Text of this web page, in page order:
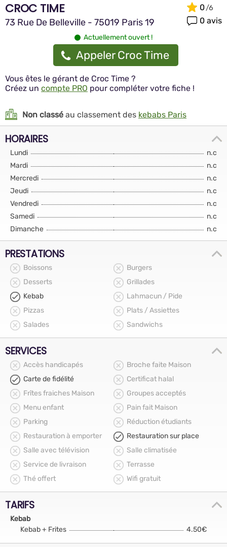
CROC TIME
73 Rue De Belleville - 75019 Paris 19
0
0 avis
Actuellement ouvert !
Appeler Croc Time
Vous êtes le gérant de Croc Time ?
Créez un compte PRO pour compléter votre fiche !
Non classé au classement des kebabs Paris
HORAIRES
Lundi
n.c
Mardi
n.c
Mercredi
n.c
Jeudi
n.c
Vendredi
n.c
Samedi
n.c
Dimanche
n.c
PRESTATIONS
Boissons
Burgers
Desserts
Grillades
Kebab
Lahmacun / Pide
Pizzas
Plats / Assiettes
Salades
Sandwichs
SERVICES
Accès handicapés
Broche faite Maison
Carte de fidélité
Certificat halal
Frîtes fraiches Maison
Groupes acceptés
Menu enfant
Pain fait Maison
Parking
Réduction étudiants
Restauration à emporter
Restauration sur place
Salle avec télévision
Salle climatisée
Service de livraison
Terrasse
Thé offert
Wifi gratuit
TARIFS
Kebab
Kebab + Frites
4.50€